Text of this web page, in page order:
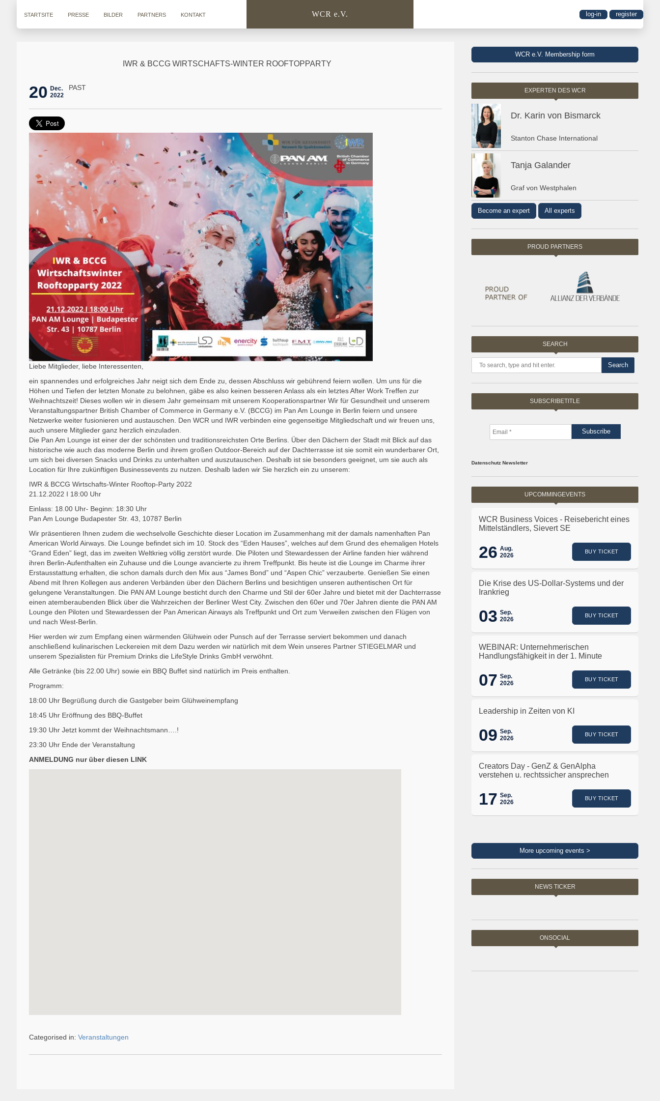
STARTSITE PRESSE BILDER PARTNERS KONTAKT WCR e.V. log-in register
IWR & BCCG WIRTSCHAFTS-WINTER ROOFTOPPARTY
20 Dec.
2022
PAST
Liebe Mitglieder, liebe Interessenten,
ein spannendes und erfolgreiches Jahr neigt sich dem Ende zu, dessen Abschluss wir gebührend feiern wollen. Um uns für die
Höhen und Tiefen der letzten Monate zu belohnen, gäbe es also keinen besseren Anlass als ein letztes After Work Treffen zur
Weihnachtszeit! Dieses wollen wir in diesem Jahr gemeinsam mit unserem Kooperationspartner Wir für Gesundheit und unserem
Veranstaltungspartner British Chamber of Commerce in Germany e.V. (BCCG) im Pan Am Lounge in Berlin feiern und unsere
Netzwerke weiter fusionieren und austauschen. Den WCR und IWR verbinden eine gegenseitige Mitgliedschaft und wir freuen uns,
auch unsere Mitglieder ganz herzlich einzuladen.
Die Pan Am Lounge ist einer der der schönsten und traditionsreichsten Orte Berlins. Über den Dächern der Stadt mit Blick auf das
historische wie auch das moderne Berlin und ihrem großen Outdoor-Bereich auf der Dachterrasse ist sie somit ein wunderbarer Ort,
um sich bei diversen Snacks und Drinks zu unterhalten und auszutauschen. Deshalb ist sie besonders geeignet, um sie auch als
Location für Ihre zukünftigen Businessevents zu nutzen. Deshalb laden wir Sie herzlich ein zu unserem:
IWR & BCCG Wirtschafts-Winter Rooftop-Party 2022
21.12.2022 I 18:00 Uhr
Einlass: 18.00 Uhr- Beginn: 18:30 Uhr
Pan Am Lounge Budapester Str. 43, 10787 Berlin
Wir präsentieren Ihnen zudem die wechselvolle Geschichte dieser Location im Zusammenhang mit der damals namenhaften Pan
American World Airways. Die Lounge befindet sich im 10. Stock des “Eden Hauses”, welches auf dem Grund des ehemaligen Hotels
“Grand Eden” liegt, das im zweiten Weltkrieg völlig zerstört wurde. Die Piloten und Stewardessen der Airline fanden hier während
ihren Berlin-Aufenthalten ein Zuhause und die Lounge avancierte zu ihrem Treffpunkt. Bis heute ist die Lounge im Charme ihrer
Erstausstattung erhalten, die schon damals durch den Mix aus “James Bond” und “Aspen Chic” verzauberte. Genießen Sie einen
Abend mit Ihren Kollegen aus anderen Verbänden über den Dächern Berlins und besichtigen unseren authentischen Ort für
gelungene Veranstaltungen. Die PAN AM Lounge besticht durch den Charme und Stil der 60er Jahre und bietet mit der Dachterrasse
einen atemberaubenden Blick über die Wahrzeichen der Berliner West City. Zwischen den 60er und 70er Jahren diente die PAN AM
Lounge den Piloten und Stewardessen der Pan American Airways als Treffpunkt und Ort zum Verweilen zwischen den Flügen von
und nach West-Berlin.
Hier werden wir zum Empfang einen wärmenden Glühwein oder Punsch auf der Terrasse serviert bekommen und danach
anschließend kulinarischen Leckereien mit dem Dazu werden wir natürlich mit dem Wein unseres Partner STIEGELMAR und
unserem Spezialisten für Premium Drinks die LifeStyle Drinks GmbH verwöhnt.
Alle Getränke (bis 22.00 Uhr) sowie ein BBQ Buffet sind natürlich im Preis enthalten.
Programm:
18:00 Uhr Begrüßung durch die Gastgeber beim Glühweinempfang
18:45 Uhr Eröffnung des BBQ-Buffet
19:30 Uhr Jetzt kommt der Weihnachtsmann….!
23:30 Uhr Ende der Veranstaltung
ANMELDUNG nur über diesen LINK
Categorised in: Veranstaltungen
WCR e.V. Membership form
EXPERTEN DES WCR
Dr. Karin von Bismarck
Stanton Chase International
Tanja Galander
Graf von Westphalen
Become an expert All experts
PROUD PARTNERS
SEARCH
Search
SUBSCRIBETITLE
Datenschutz Newsletter
UPCOMMINGEVENTS
WCR Business Voices - Reisebericht eines
Mittelständlers, Sievert SE
26 Aug.
2026
BUY TICKET
Die Krise des US-Dollar-Systems und der
Irankrieg
03 Sep.
2026
BUY TICKET
WEBINAR: Unternehmerischen
Handlungsfähigkeit in der 1. Minute
07 Sep.
2026
BUY TICKET
Leadership in Zeiten von KI
09 Sep.
2026
BUY TICKET
Creators Day - GenZ & GenAlpha
verstehen u. rechtssicher ansprechen
17 Sep.
2026
BUY TICKET
More upcoming events >
NEWS TICKER
ONSOCIAL